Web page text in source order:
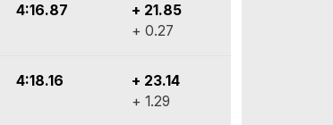
4:16.87
+ 21.85
+ 0.27
4:18.16
+ 23.14
+ 1.29